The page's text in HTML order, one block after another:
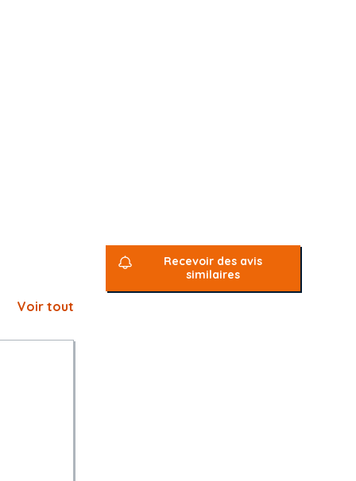
Voir tout
Recevoir des avis
similaires